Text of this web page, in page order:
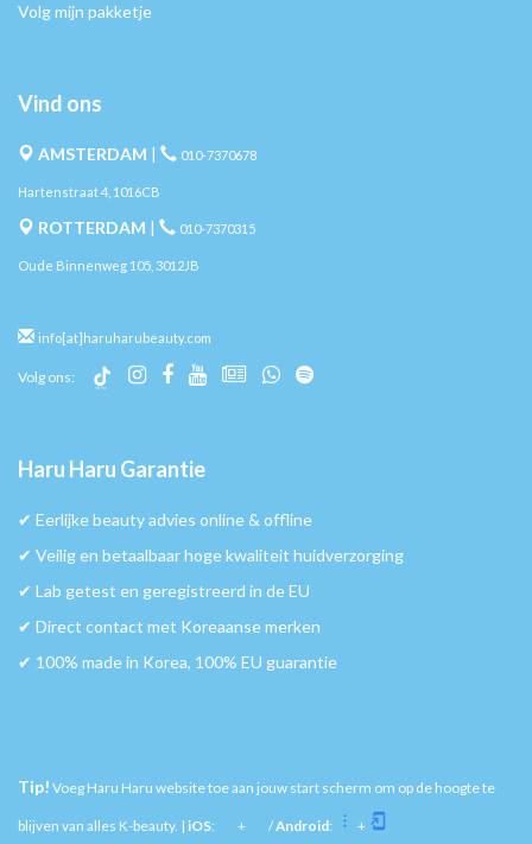
Volg mijn pakketje
Vind ons
AMSTERDAM | 010-7370678
Hartenstraat 4, 1016CB
ROTTERDAM | 010-7370315
Oude Binnenweg 105, 3012JB
info[at]haruharubeauty.com
Volg ons:
Haru Haru Garantie
✔︎ Eerlijke beauty advies online & offline
✔︎ Veilig en betaalbaar hoge kwaliteit huidverzorging
✔︎ Lab getest en geregistreerd in de EU
✔︎ Direct contact met Koreaanse merken
✔︎ 100% made in Korea, 100% EU guarantie
Tip! Voeg Haru Haru website toe aan jouw start scherm om op de hoogte te
blijven van alles K-beauty. | iOS: + /Android: +